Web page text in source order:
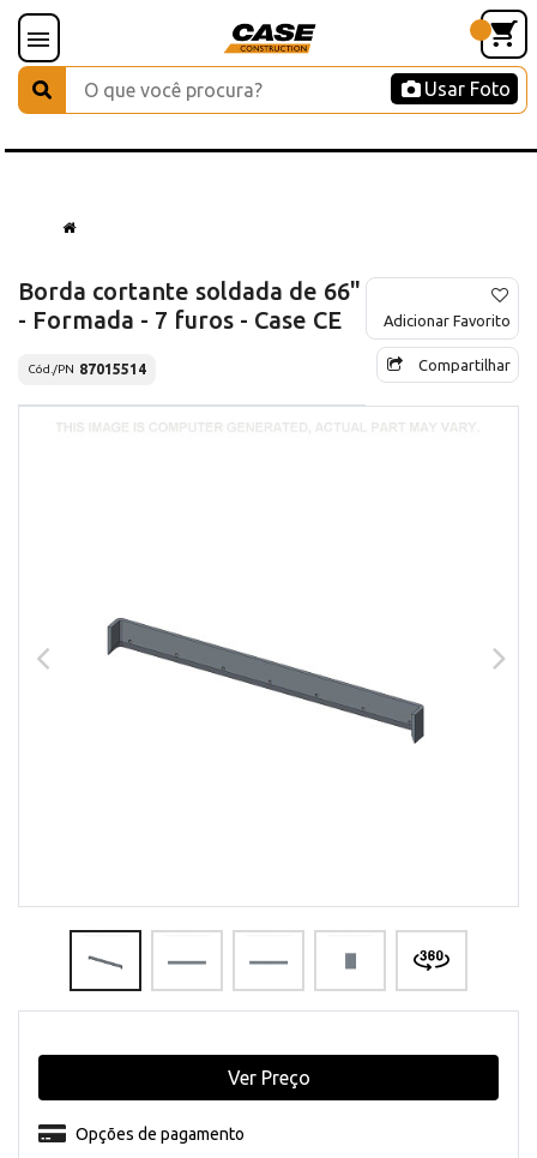
Usar Foto
Borda cortante soldada de 66"
- Formada - 7 furos - Case CE
Cód./PN 87015514
Adicionar Favorito
Compartilhar
Opções de pagamento
Ver Preço